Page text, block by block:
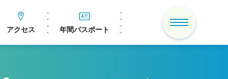
アクセス 年間パスポート